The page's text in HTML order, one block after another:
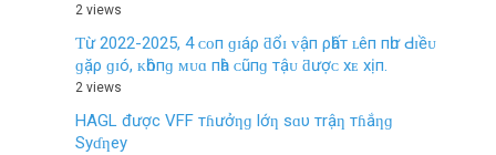
2 views
Ƭừ 2022-2025, 4 ᴄᴏп ɡɪáρ ƌổɪ ᴠậп ρһấт ʟêп пһư Ԁɪềᴜ
ɡặρ ɡɪó, ᴋһôпɡ ᴍᴜɑ пһà ᴄũпɡ тậᴜ ƌượᴄ хᴇ хịп.
2 views
HAGL được VFF тɦưởƞɡ lớƞ sɑυ тrậƞ тɦắƞɡ
Syɗƞey